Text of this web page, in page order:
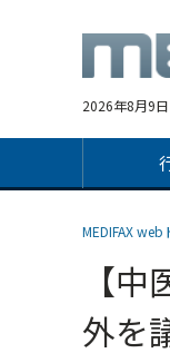
2026年8月9日
MEDIFAX web
【
外を